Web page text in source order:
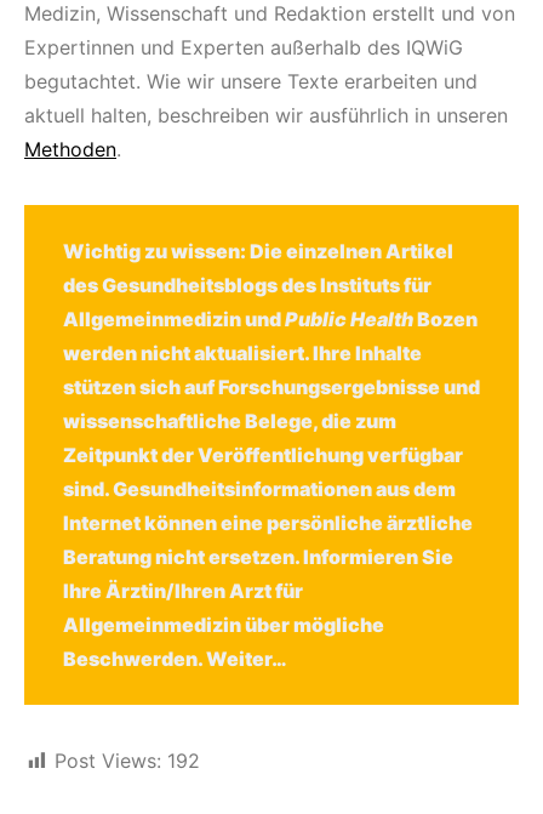
Medizin, Wissenschaft und Redaktion erstellt und von
Expertinnen und Experten außerhalb des IQWiG
begutachtet. Wie wir unsere Texte erarbeiten und
aktuell halten, beschreiben wir ausführlich in unseren
Methoden.
Wichtig zu wissen: Die einzelnen Artikel
des Gesundheitsblogs des Instituts für
Allgemeinmedizin undPublic HealthBozen
werden nicht aktualisiert. Ihre Inhalte
stützen sich auf Forschungsergebnisse und
wissenschaftliche Belege, die zum
Zeitpunkt der Veröffentlichung verfügbar
sind. Gesundheitsinformationen aus dem
Internet können eine persönliche ärztliche
Beratung nicht ersetzen. Informieren Sie
Ihre Ärztin/Ihren Arzt für
Allgemeinmedizin über mögliche
Beschwerden.Weiter…
Post Views: 192